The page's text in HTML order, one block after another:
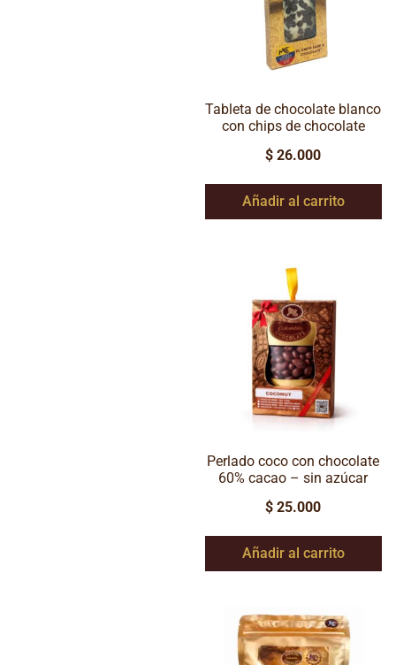
Tableta de chocolate blanco
con chips de chocolate
$ 26.000
Añadir al carrito
Perlado coco con chocolate
60% cacao – sin azúcar
$ 25.000
Añadir al carrito